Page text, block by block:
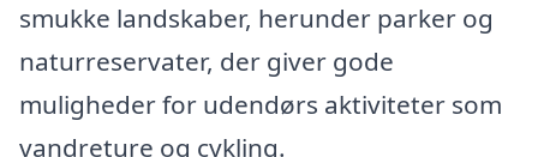
smukke landskaber, herunder parker og
naturreservater, der giver gode
muligheder for udendørs aktiviteter som
vandreture og cykling.